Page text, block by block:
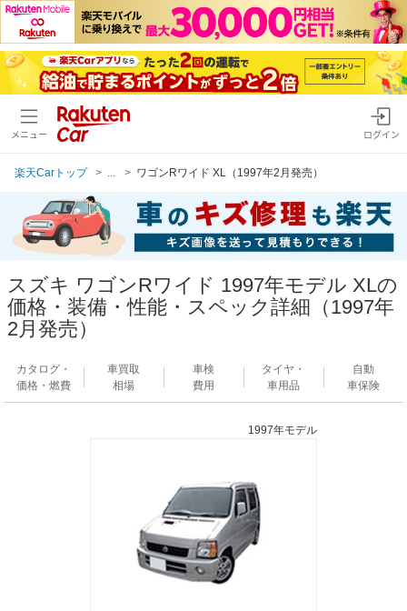
メニュー ログイン
楽天Carトップ ワゴンRワイド XL（1997年2月発売）
スズキ ワゴンRワイド 1997年モデル XLの
価格・装備・性能・スペック詳細（1997年
2月発売）
カタログ・
価格・燃費
車買取
相場
車検
費用
タイヤ・
車用品
自動
車保険
1997年モデル